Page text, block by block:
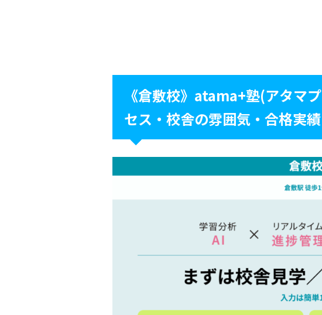
《倉敷校》atama+塾(アタマ
セス・校舎の雰囲気・合格実績